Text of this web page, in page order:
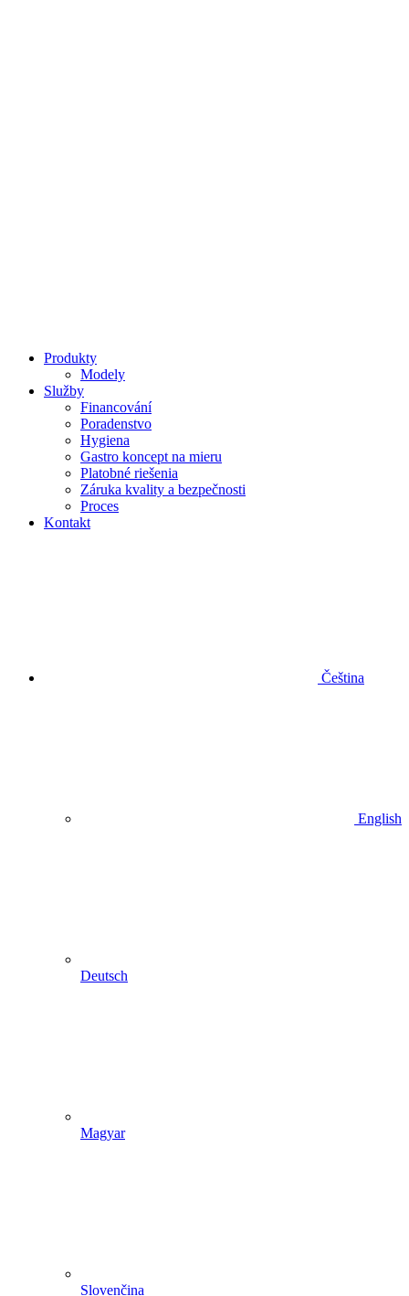
Produkty
Modely
Služby
Financování
Poradenstvo
Hygiena
Gastro koncept na mieru
Platobné riešenia
Záruka kvality a bezpečnosti
Proces
Kontakt
Čeština
English
Deutsch
Magyar
Slovenčina